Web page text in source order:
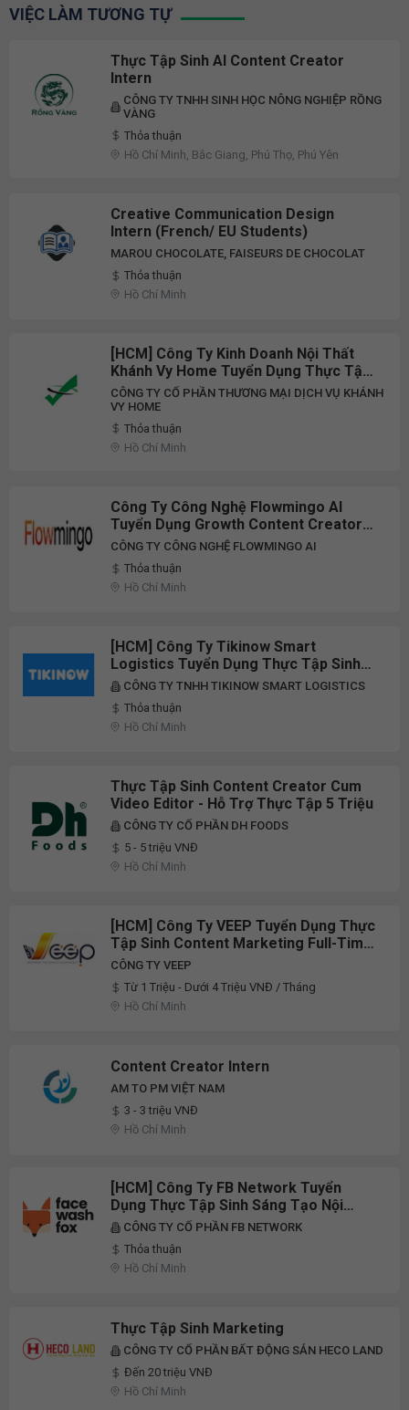
VIỆC LÀM TƯƠNG TỰ
Thực Tập Sinh AI Content Creator
Intern
CÔNG TY TNHH SINH HỌC NÔNG NGHIỆP RỒNG
VÀNG
Thỏa thuận
Hồ Chí Minh, Bắc Giang, Phú Thọ, Phú Yên
Creative Communication Design
Intern (French/ EU Students)
‎MAROU CHOCOLATE, FAISEURS DE CHOCOLAT
Thỏa thuận
Hồ Chí Minh
[HCM] Công Ty Kinh Doanh Nội Thất
Khánh Vy Home Tuyển Dụng Thực Tập
Sinh Content SEO Part-Time/Full-Time
2026
CÔNG TY CỔ PHẦN THƯƠNG MẠI DỊCH VỤ KHÁNH
VY HOME
Thỏa thuận
Hồ Chí Minh
Công Ty Công Nghệ Flowmingo AI
Tuyển Dụng Growth Content Creator
2026
CÔNG TY CÔNG NGHỆ FLOWMINGO AI
Thỏa thuận
Hồ Chí Minh
[HCM] Công Ty Tikinow Smart
Logistics Tuyển Dụng Thực Tập Sinh
Content Full-Time 2026
CÔNG TY TNHH TIKINOW SMART LOGISTICS
Thỏa thuận
Hồ Chí Minh
Thực Tập Sinh Content Creator Cum
Video Editor - Hỗ Trợ Thực Tập 5 Triệu
CÔNG TY CỔ PHẦN DH FOODS
5 - 5 triệu VNĐ
Hồ Chí Minh
[HCM] Công Ty VEEP Tuyển Dụng Thực
Tập Sinh Content Marketing Full-Time
2026
CÔNG TY VEEP
Từ 1 Triệu - Dưới 4 Triệu VNĐ / Tháng
Hồ Chí Minh
Content Creator Intern
AM TO PM VIỆT NAM
3 - 3 triệu VNĐ
Hồ Chí Minh
[HCM] Công Ty FB Network Tuyển
Dụng Thực Tập Sinh Sáng Tạo Nội
Dung (Content Creator) Full-Time
2026
CÔNG TY CỔ PHẦN FB NETWORK
Thỏa thuận
Hồ Chí Minh
Thực Tập Sinh Marketing
CÔNG TY CỔ PHẦN BẤT ĐỘNG SẢN HECO LAND
Đến 20 triệu VNĐ
Hồ Chí Minh